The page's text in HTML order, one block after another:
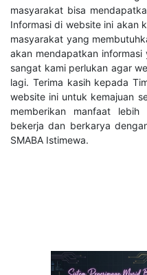
masyarakat bisa
Informasi di website ini akan
masyarakat yang
akan mendapatkan
sangat kami perlukan agar
lagi. Terima kasih kepada
website ini untuk kemajuan
memberikan manfaat
bekerja dan berkarya
SMABA Istimewa.